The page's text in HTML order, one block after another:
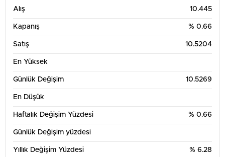
Alış 10.445
Kapanış % 0.66
Satış 10.5204
En Yüksek
Günlük Değişim 10.5269
En Düşük
Haftalık Değişim Yüzdesi % 0.66
Günlük Değişim yüzdesi
Yıllık Değişim Yüzdesi % 6.28